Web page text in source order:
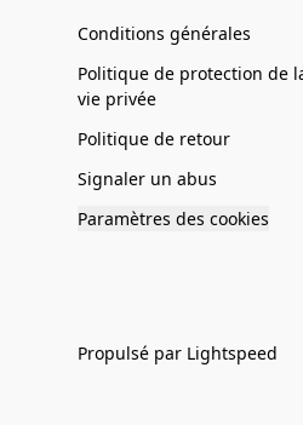
Conditions générales
Politique de protection de
vie privée
Politique de retour
Signaler un abus
Paramètres des cookies
Propulsé par Lightspeed